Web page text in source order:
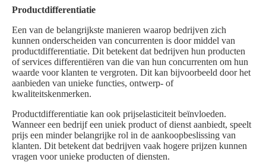
Productdifferentiatie
Een van de belangrijkste manieren waarop bedrijven zich
kunnen onderscheiden van concurrenten is door middel van
productdifferentiatie. Dit betekent dat bedrijven hun producten
of services differentiëren van die van hun concurrenten om hun
waarde voor klanten te vergroten. Dit kan bijvoorbeeld door het
aanbieden van unieke functies, ontwerp- of
kwaliteitskenmerken.
Productdifferentiatie kan ook prijselasticiteit beïnvloeden.
Wanneer een bedrijf een uniek product of dienst aanbiedt, speelt
prijs een minder belangrijke rol in de aankoopbeslissing van
klanten. Dit betekent dat bedrijven vaak hogere prijzen kunnen
vragen voor unieke producten of diensten.